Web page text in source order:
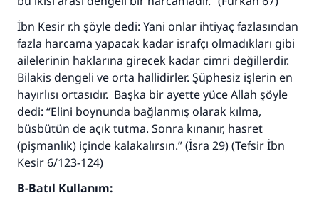
İbn Kesir r.h şöyle dedi: Yani onlar ihtiyaç fazlasından
fazla harcama yapacak kadar israfçı olmadıkları gibi
ailelerinin haklarına girecek kadar cimri değillerdir.
Bilakis dengeli ve orta hallidirler. Şüphesiz işlerin en
hayırlısı ortasıdır. Başka bir ayette yüce Allah şöyle
dedi: “Elini boynunda bağlanmış olarak kılma,
büsbütün de açık tutma. Sonra kınanır, hasret
(pişmanlık) içinde kalakalırsın.” (İsra 29) (Tefsir İbn
Kesir 6/123-124)
B-Batıl Kullanım:
110845 Nolu Cevap, bir evliliği
Ümmete cevapları ulaştırmak için bizi destekle